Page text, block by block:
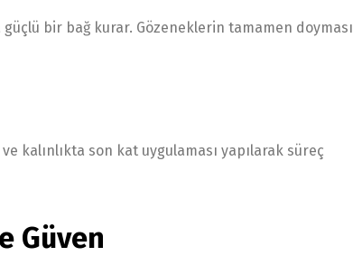
bir bağ kurar. Gözeneklerin tamamen doyması
kalınlıkta son kat uygulaması yapılarak süreç
Güven